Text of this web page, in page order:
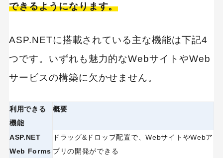
できるようになります。
ASP.NETに搭載されている主な機能は下記4
つです。いずれも魅力的なWebサイトやWeb
サービスの構築に欠かせません。
利用できる
機能
概要
ASP.NET
Web Forms
ドラッグ&ドロップ配置で、WebサイトやWebア
プリの開発ができる